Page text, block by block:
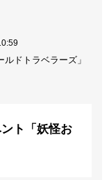
ドトラベラーズ」
ト「妖怪お